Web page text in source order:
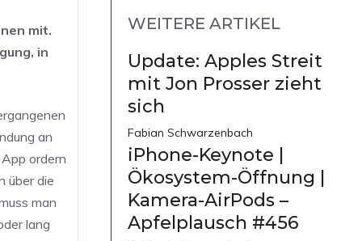
mit.
in
an
ordern
über die
man
lang
WEITERE ARTIKEL
Update: Apples Streit
mit Jon Prosser zieht
sich
Fabian Schwarzenbach
iPhone-Keynote |
Ökosystem-Öffnung |
Kamera-AirPods –
Apfelplausch #456